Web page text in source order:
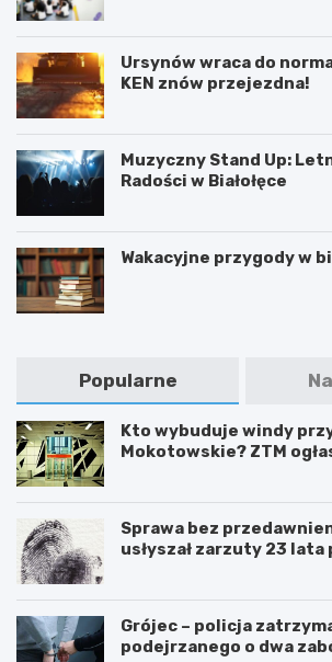
Ursynów wraca do
KEN znów przejezdna!
Muzyczny Stand Up:
Radości w Białołęce
Wakacyjne przygody w
Popularne
Kto wybuduje windy
Mokotowskie? ZTM
Sprawa bez
usłyszał zarzuty 23 lata
Grójec – policja
podejrzanego o dwa